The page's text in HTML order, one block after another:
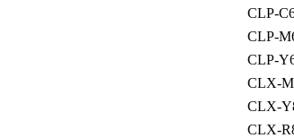
CLP-
CLP-
CLP-
CLX-
CLX-
CLX-